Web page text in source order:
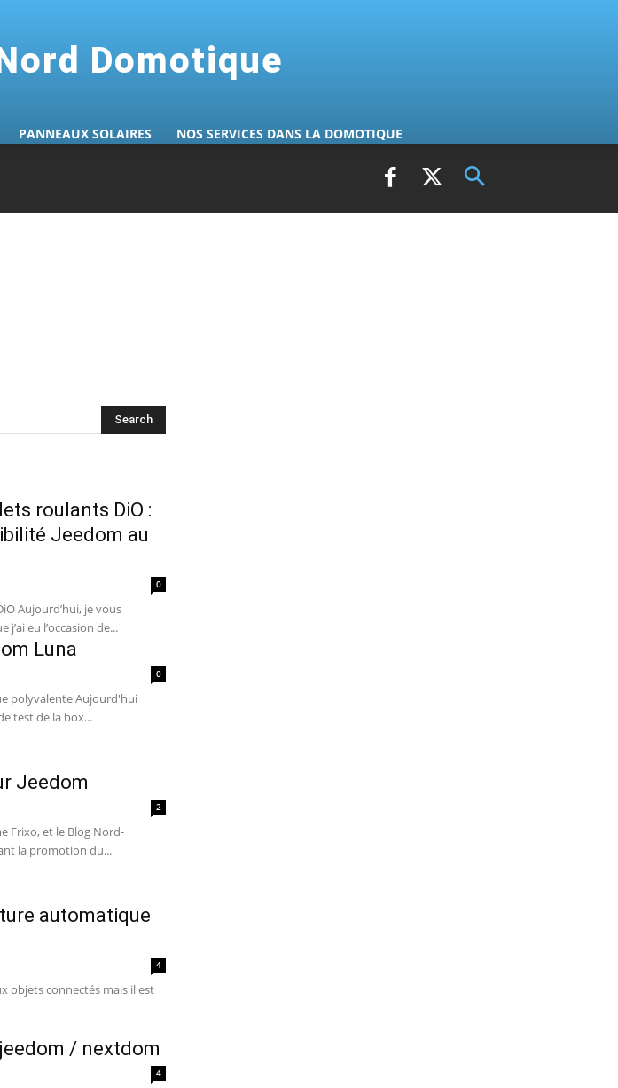
Domotique
PANNEAUX SOLAIRES NOS SERVICES DANS LA DOMOTIQUE
Search
roulants DiO :
Jeedom au
0
Aujourd’hui, je vous
eu l’occasion de...
Luna
0
polyvalente Aujourd'hui
test de la box...
Jeedom
2
Frixo, et le Blog Nord-
la promotion du...
automatique
4
objets connectés mais il est
/ nextdom
4